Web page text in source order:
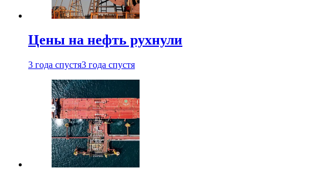
Цены на нефть рухнули
3 года спустя3 года спустя